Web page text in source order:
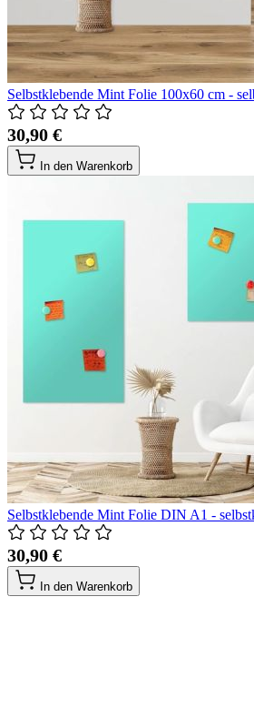
Selbstklebende Mint Folie 100x60 cm -
30,90 €
In den Warenkorb
Selbstklebende Mint Folie DIN A1 -
30,90 €
In den Warenkorb